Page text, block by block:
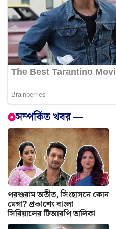
সম্পর্কিত খবর —
পরশুরাম অতীত, সিংহাসনে কোন
মেগা? প্রকাশ্যে বাংলা
সিরিয়ালের টিআরপি তালিকা